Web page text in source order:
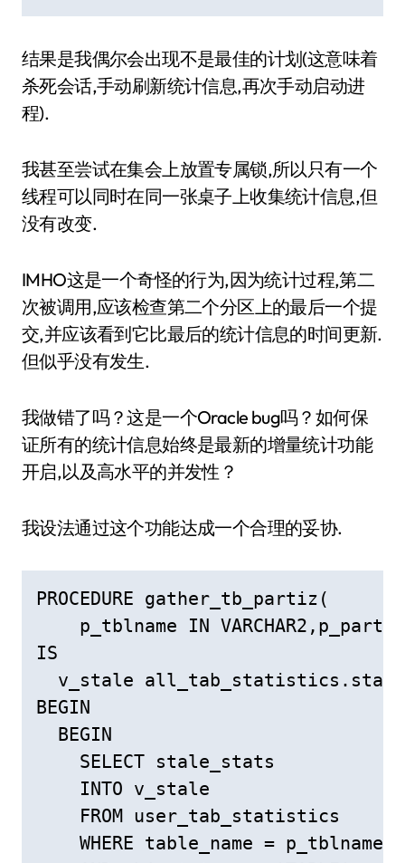
结果是我偶尔会出现不是最佳的计划(这意味着
杀死会话,手动刷新统计信息,再次手动启动进
程).
我甚至尝试在集会上放置专属锁,所以只有一个
线程可以同时在同一张桌子上收集统计信息,但
没有改变.
IMHO这是一个奇怪的行为,因为统计过程,第二
次被调用,应该检查第二个分区上的最后一个提
交,并应该看到它比最后的统计信息的时间更新.
但似乎没有发生.
我做错了吗？这是一个Oracle bug吗？如何保
证所有的统计信息始终是最新的增量统计功能
开启,以及高水平的并发性？
我设法通过这个功能达成一个合理的妥协.
PROCEDURE gather_tb_partiz(
p_tblname IN
IS
v_stale
BEGIN
  BEGIN
    SELECT stale_stats
    INTO v_stale
    FROM user_tab_statistics
    WHERE table_name = p_tblname